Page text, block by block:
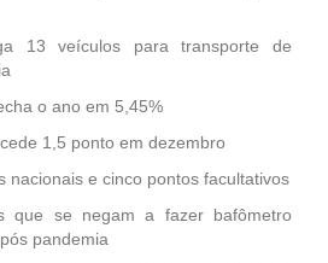
13 veículos para transporte de
o ano em 5,45%
1,5 ponto em dezembro
nacionais e cinco pontos facultativos
que se negam a fazer bafômetro
pandemia